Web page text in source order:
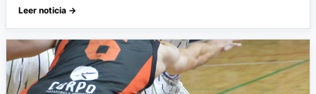
Leer noticia →